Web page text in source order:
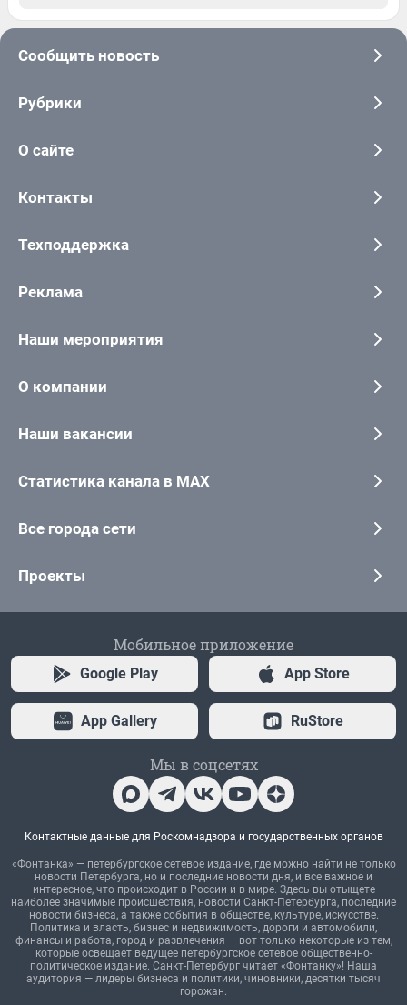
Сообщить новость
Рубрики
О сайте
Контакты
Техподдержка
Реклама
Наши мероприятия
О компании
Наши вакансии
Статистика канала в MAX
Все города сети
Проекты
Мобильное приложение
Google Play App Store
App Gallery RuStore
Мы в соцсетях
Контактные данные для Роскомнадзора и государственных органов
«Фонтанка» — петербургское сетевое издание, где можно найти не только
новости Петербурга, но и последние новости дня, и все важное и
интересное, что происходит в России и в мире. Здесь вы отыщете
наиболее значимые происшествия, новости Санкт-Петербурга, последние
новости бизнеса, а также события в обществе, культуре, искусстве.
Политика и власть, бизнес и недвижимость, дороги и автомобили,
финансы и работа, город и развлечения — вот только некоторые из тем,
которые освещает ведущее петербургское сетевое общественно-
политическое издание. Санкт-Петербург читает «Фонтанку»! Наша
аудитория — лидеры бизнеса и политики, чиновники, десятки тысяч
горожан.